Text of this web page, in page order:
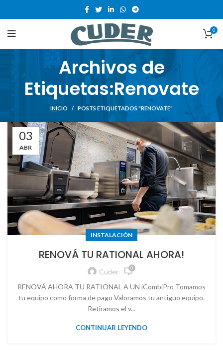
0
Archivos de
Etiquetas:Renovate
INICIO POSTS ETIQUETADOS "RENOVATE"
03
ABR
INSTALACIÓN
RENOVÁ TU RATIONAL AHORA!
Cuder 0
RENOVÁ AHORA TU RATIONAL A UN iCombiPro Tomamos
tu equipo como forma de pago Valoramos tu antiguo equipo.
Retiramos el v...
CONTINUAR LEYENDO